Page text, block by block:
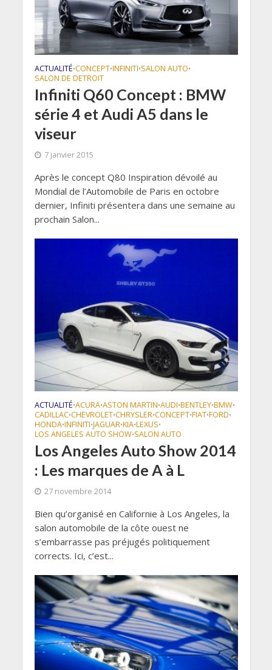
ACTUALITÉ•CONCEPT•INFINITI•SALON AUTO•
SALON DE DETROIT
Infiniti Q60 Concept : BMW
série 4 et Audi A5 dans le
viseur
7 janvier 2015
Après le concept Q80 Inspiration dévoilé au
Mondial de l’Automobile de Paris en octobre
dernier, Infiniti présentera dans une semaine au
prochain Salon...
ACTUALITÉ•ACURA•ASTON MARTIN•AUDI•BENTLEY•BMW•
CADILLAC•CHEVROLET•CHRYSLER•CONCEPT•FIAT•FORD•
HONDA•INFINITI•JAGUAR•KIA•LEXUS•
LOS ANGELES AUTO SHOW•SALON AUTO
Los Angeles Auto Show 2014
: Les marques de A à L
27 novembre 2014
Bien qu’organisé en Californie à Los Angeles, la
salon automobile de la côte ouest ne
s’embarrasse pas préjugés politiquement
corrects. Ici, c’est...